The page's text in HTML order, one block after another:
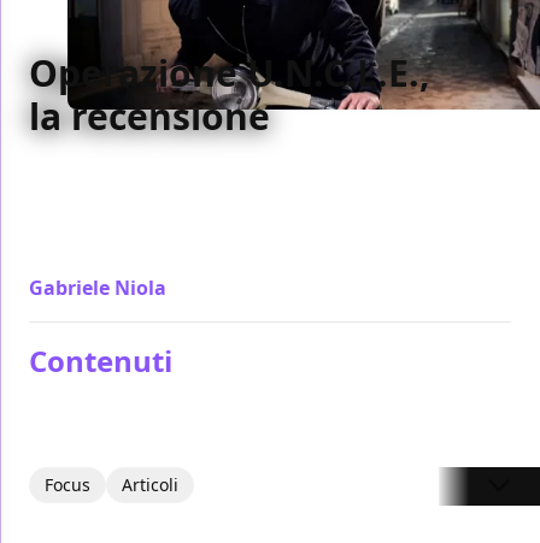
Operazione U.N.C.L.E.,
la recensione
Gabriele Niola
Contenuti
Focus Articoli